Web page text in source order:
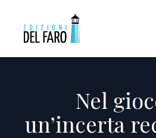
Nel
un’incerta